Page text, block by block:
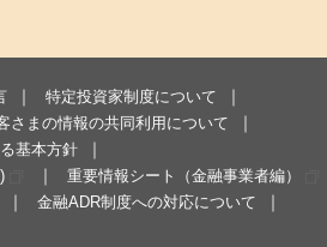
特定投資家制度について
さまの情報の共同利用について
基本方針
重要情報シート（金融事業者編）
金融ADR制度への対応について